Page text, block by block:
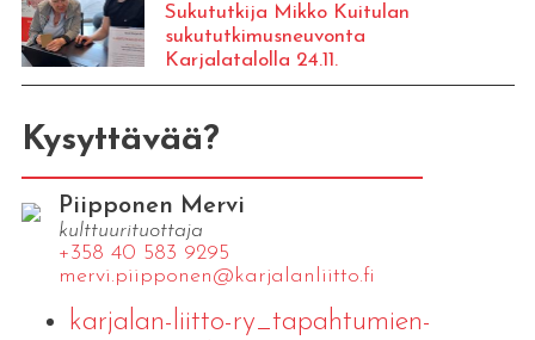
Sukututkija Mikko Kuitulan
sukututkimusneuvonta
Karjalatalolla 24.11.
Kysyttävää?
Piipponen Mervi
kulttuurituottaja
+358 40 583 9295
mervi.​piipponen@​kar​jala​nlii​tto.​fi
karjalan-liitto-ry_tapahtumien-